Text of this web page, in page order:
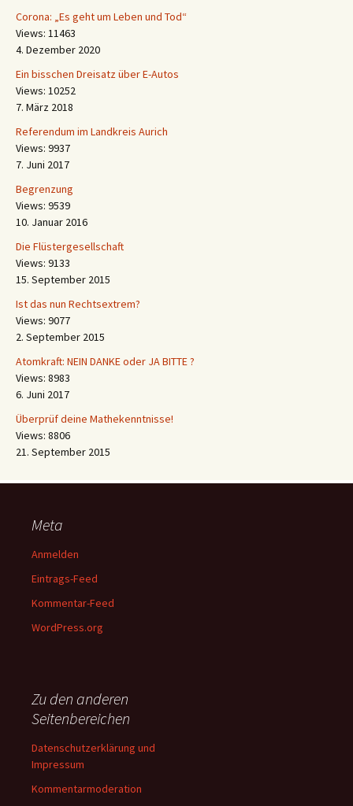
Corona: „Es geht um Leben und Tod“
Views: 11463
4. Dezember 2020
Ein bisschen Dreisatz über E-Autos
Views: 10252
7. März 2018
Referendum im Landkreis Aurich
Views: 9937
7. Juni 2017
Begrenzung
Views: 9539
10. Januar 2016
Die Flüstergesellschaft
Views: 9133
15. September 2015
Ist das nun Rechtsextrem?
Views: 9077
2. September 2015
Atomkraft: NEIN DANKE oder JA BITTE ?
Views: 8983
6. Juni 2017
Überprüf deine Mathekenntnisse!
Views: 8806
21. September 2015
Meta
Anmelden
Eintrags-Feed
Kommentar-Feed
WordPress.org
Zu den anderen
Seitenbereichen
Datenschutzerklärung und
Impressum
Kommentarmoderation